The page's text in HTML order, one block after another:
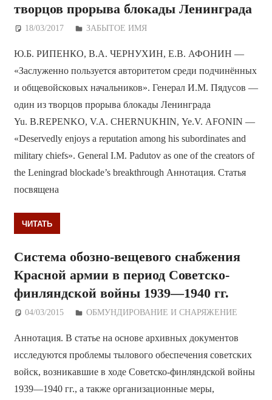
творцов прорыва блокады Ленинграда
18/03/2017 Дежурный по Редакции
ЗАБЫТОЕ ИМЯ
Ю.Б. РИПЕНКО, В.А. ЧЕРНУХИН, Е.В. АФОНИН —
«Заслуженно пользуется авторитетом среди подчинённых
и общевойсковых начальников». Генерал И.М. Пядусов —
один из творцов прорыва блокады Ленинграда
Yu. B.REPENKO, V.A. CHERNUKHIN, Ye.V. AFONIN —
«Deservedly enjoys a reputation among his subordinates and
military chiefs». General I.M. Padutov as one of the creators of
the Leningrad blockade’s breakthrough Аннотация. Статья
посвящена
ЧИТАТЬ
Система обозно-вещевого снабжения
Красной армии в период Советско-
финляндской войны 1939—1940 гг.
04/03/2015 Дежурный по Редакции
ОБМУНДИРОВАНИЕ И СНАРЯЖЕНИЕ
Аннотация. В статье на основе архивных документов
исследуются проблемы тылового обеспечения советских
войск, возникавшие в ходе Советско-финляндской войны
1939—1940 гг., а также организационные меры,